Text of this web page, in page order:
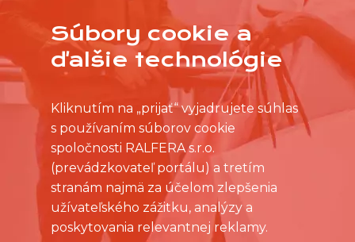
NEVYBRALI STE SI Z PRACOVNÝCH PONÚK?
OSLOVTE PREDAJŇU PRIAMO S VAŠIMI
ČASOVÝMI MOŽNOSŤAMI
Súbory cookie a
ďalšie technológie
Kliknutím na „prijať“ vyjadrujete súhlas
s používaním súborov cookie
spoločnosti RALFERA s.r.o.
(prevádzkovateľ portálu) a tretím
stranám najmä za účelom zlepšenia
užívateľského zážitku, analýzy a
poskytovania relevantnej reklamy.